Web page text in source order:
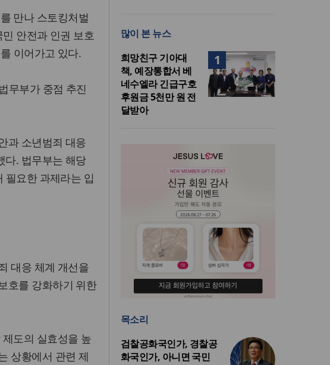
만나 스토킹처벌
안전과 인권 보호
이어가고 있다.
무부가 중점 추진
과 소년범죄 대응
다. 법무부는 해당
필요한 과제라는 입
대응 체계 개선을
호를 강화하기 위한
도의 실효성을 높
상황에서 관련 제
이드 대학 캠퍼스 영구 사용 승
인… 장기 개발 기반 확보
세계로교회 손현보 목사, 백악
관에서 트럼프 대통령 접견
많이 본 뉴스
1
희망친구 기아대
책, 예장통합서 베
네수엘라 긴급구호
후원금 5천만 원 전
달받아
목소리
검찰공화국인가, 경찰공
화국인가, 아니면 국민